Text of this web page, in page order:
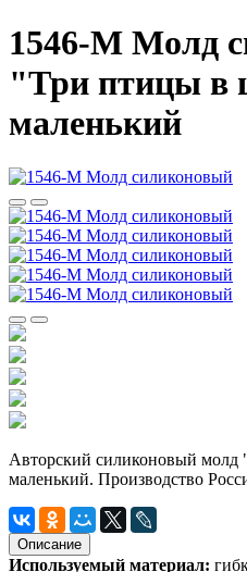
1546-М Молд
"Три птицы в
маленький
Авторский силиконовый молд
маленький. Производство
Описание
Используемый материал: